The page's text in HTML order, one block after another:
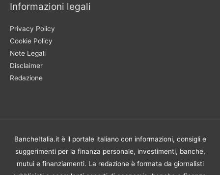
Informazioni legali
Privacy Policy
Cookie Policy
Note Legali
Disclaimer
Redazione
BancheItalia.it è il portale italiano con informazioni, consigli e
suggerimenti per la finanza personale, investimenti, banche,
mutui e finanziamenti. La redazione è formata da giornalisti